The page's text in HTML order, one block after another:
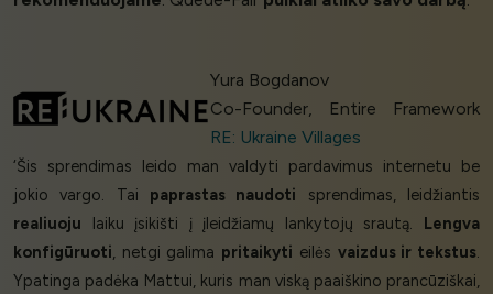
Yura Bogdanov
Co-Founder, Entire Framework
RE: Ukraine Villages
‘Šis sprendimas leido man valdyti pardavimus internetu be
jokio vargo. Tai paprastas naudoti sprendimas, leidžiantis
realiuoju laiku įsikišti į įleidžiamų lankytojų srautą. Lengva
konfigūruoti, netgi galima pritaikyti eilės vaizdus ir tekstus.
Ypatinga padėka Mattui, kuris man viską paaiškino prancūziškai,